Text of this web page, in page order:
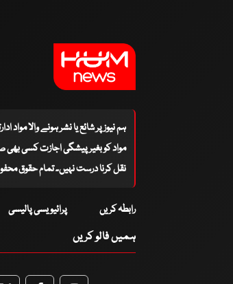
ہم نیوز پر شائع یا نشر ہونے والا
مواد کو بغیر پیشگی اجازت کسی بھی
نقل کرنا درست نہیں۔ تمام حقوق محفوظ
رابطہ کریں پرائیویسی پالیسی
ہمیں فالو کریں